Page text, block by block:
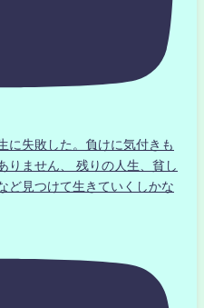
に失敗した。負けに気付きも
りません、 残りの人生、貧し
ど見つけて生きていくしかな